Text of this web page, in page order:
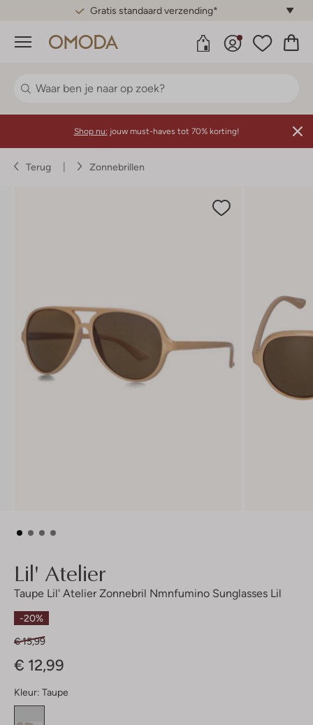
Gratis standaard verzending*
Menu
Shop nu: jouw must-haves tot 70% korting!
Terug Zonnebrillen
Lil' Atelier
Taupe Lil' Atelier Zonnebril Nmnfumino Sunglasses Lil
-20%
€ 15,99
€ 12,99
Kleur: Taupe